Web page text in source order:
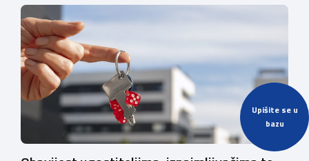
Upišite se u
bazu
dopunama Pravilnika o posebnim uvjetima za vozila
kojima se obavlja javni cestovni prijevoz i prijevoz za
vlastite potrebe. Komora će se i u ovom […]